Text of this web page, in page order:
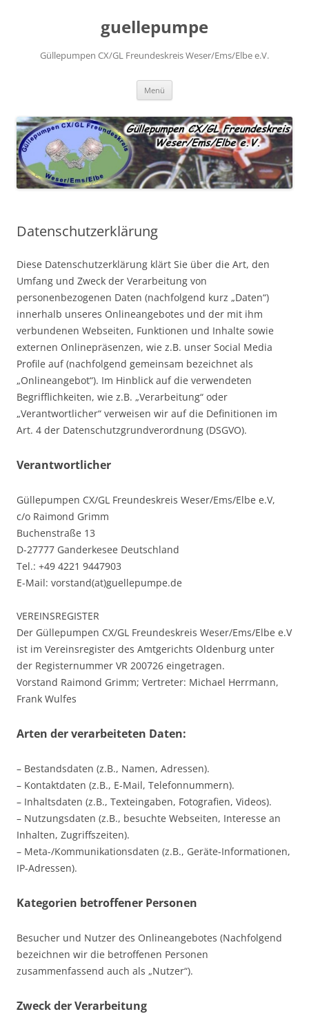
guellepumpe
Güllepumpen CX/GL Freundeskreis Weser/Ems/Elbe e.V.
Menü
Datenschutzerklärung
Diese Datenschutzerklärung klärt Sie über die Art, den
Umfang und Zweck der Verarbeitung von
personenbezogenen Daten (nachfolgend kurz „Daten“)
innerhalb unseres Onlineangebotes und der mit ihm
verbundenen Webseiten, Funktionen und Inhalte sowie
externen Onlinepräsenzen, wie z.B. unser Social Media
Profile auf (nachfolgend gemeinsam bezeichnet als
„Onlineangebot“). Im Hinblick auf die verwendeten
Begrifflichkeiten, wie z.B. „Verarbeitung“ oder
„Verantwortlicher“ verweisen wir auf die Definitionen im
Art. 4 der Datenschutzgrundverordnung (DSGVO).
Verantwortlicher
Güllepumpen CX/GL Freundeskreis Weser/Ems/Elbe e.V,
c/o Raimond Grimm
Buchenstraße 13
D-27777 Ganderkesee Deutschland
Tel.: +49 4221 9447903
E-Mail: vorstand(at)guellepumpe.de
VEREINSREGISTER
Der Güllepumpen CX/GL Freundeskreis Weser/Ems/Elbe e.V
ist im Vereinsregister des Amtgerichts Oldenburg unter
der Registernummer VR 200726 eingetragen.
Vorstand Raimond Grimm; Vertreter: Michael Herrmann,
Frank Wulfes
Arten der verarbeiteten Daten:
– Bestandsdaten (z.B., Namen, Adressen).
– Kontaktdaten (z.B., E-Mail, Telefonnummern).
– Inhaltsdaten (z.B., Texteingaben, Fotografien, Videos).
– Nutzungsdaten (z.B., besuchte Webseiten, Interesse an
Inhalten, Zugriffszeiten).
– Meta-/Kommunikationsdaten (z.B., Geräte-Informationen,
IP-Adressen).
Kategorien betroffener Personen
Besucher und Nutzer des Onlineangebotes (Nachfolgend
bezeichnen wir die betroffenen Personen
zusammenfassend auch als „Nutzer“).
Zweck der Verarbeitung